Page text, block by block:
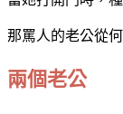
那罵人的老公從
兩個老公